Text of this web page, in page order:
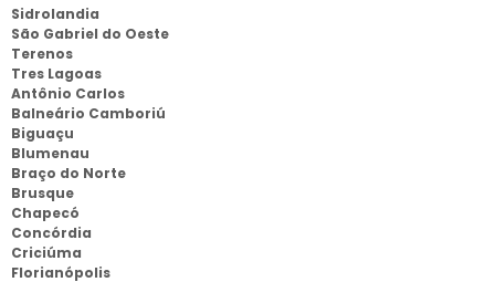
Sidrolandia
São Gabriel do Oeste
Terenos
Tres Lagoas
Antônio Carlos
Balneário Camboriú
Biguaçu
Blumenau
Braço do Norte
Brusque
Chapecó
Concórdia
Criciúma
Florianópolis